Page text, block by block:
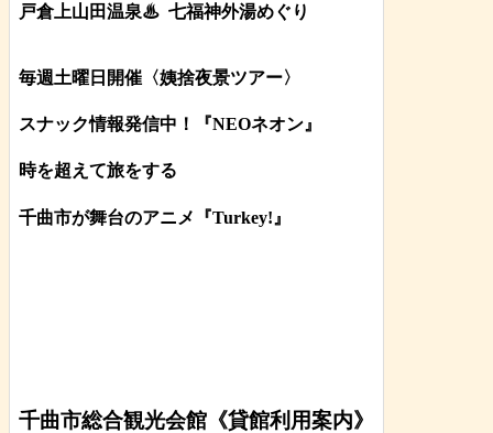
戸倉上山田温泉♨ 七福神外湯めぐり
毎週土曜日開催〈姨捨夜景ツアー〉
スナック情報発信中！『NEOネオン』
時を超えて旅をする
千曲市が舞台のアニメ『Turkey!』
千曲市総合観光会館《貸館利用案内》